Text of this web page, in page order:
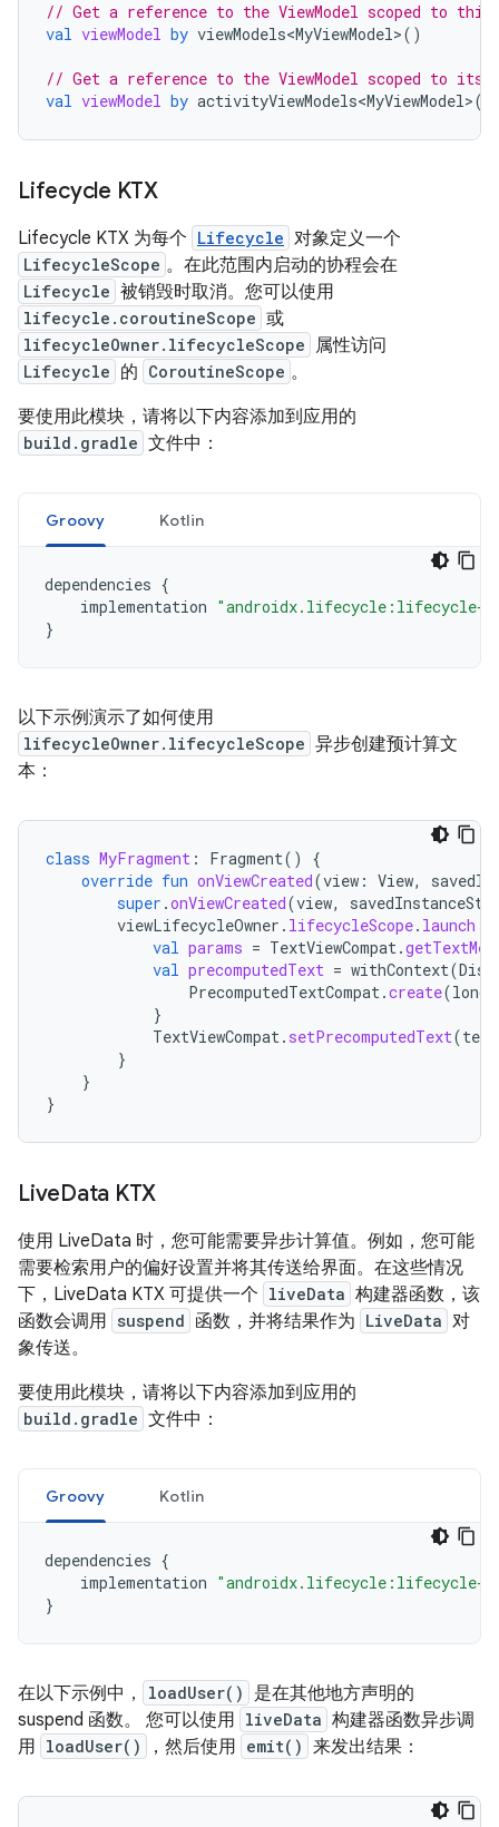
// Get a reference to the ViewModel scoped to this
val viewModel by viewModels<MyViewModel>()
// Get a reference to the ViewModel scoped to its
val viewModel by activityViewModels<MyViewModel>()
Lifecycle KTX
Lifecycle KTX 为每个 Lifecycle 对象定义一个
LifecycleScope 。在此范围内启动的协程会在
Lifecycle 被销毁时取消。您可以使用
lifecycle.coroutineScope 或
lifecycleOwner.lifecycleScope 属性访问
Lifecycle 的 CoroutineScope 。
要使用此模块，请将以下内容添加到应用的
build.gradle 文件中：
Groovy Kotlin
dependencies {
implementation "androidx.lifecycle:lifecycle-
}
以下示例演示了如何使用
lifecycleOwner.lifecycleScope 异步创建预计算文
本：
class MyFragment : Fragment()
{
override fun onViewCreated(view : View,
super .onViewCreated(view,
viewLifecycleOwner . lifecycleScope. launch
val params = TextViewCompat.
val precomputedText = withContext(
PrecomputedTextCompat.create(
}
TextViewCompat. setPrecomputedText(
}
}
}
LiveData KTX
使用 LiveData 时，您可能需要异步计算值。例如，您可能
需要检索用户的偏好设置并将其传送给界面。在这些情况
下，LiveData KTX 可提供一个 liveData 构建器函数，该
函数会调用 suspend 函数，并将结果作为 LiveData 对
象传送。
要使用此模块，请将以下内容添加到应用的
build.gradle 文件中：
Groovy Kotlin
dependencies {
implementation "androidx.lifecycle:lifecycle-
}
在以下示例中， loadUser()
是在其他地方声明的
suspend 函数。 您可以使用 liveData 构建器函数异步调
用 loadUser() ，然后使用 emit() 来发出结果：